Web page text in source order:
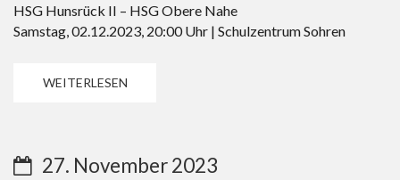
HSG Hunsrück II – HSG Obere Nahe
Samstag, 02.12.2023, 20:00 Uhr | Schulzentrum Sohren
WEITERLESEN
27. November 2023